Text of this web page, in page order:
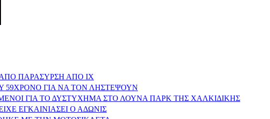
ΠΑΡΑΣΥΡΣΗ ΑΠΟ ΙΧ
59ΧΡΟΝΟ ΓΙΑ ΝΑ ΤΟΝ ΛΗΣΤΕΨΟΥΝ
ΓΙΑ ΤΟ ΔΥΣΤΥΧΗΜΑ ΣΤΟ ΛΟΥΝΑ ΠΑΡΚ ΤΗΣ ΧΑΛΚΙΔΙΚΗΣ
ΕΓΚΑΙΝΙΑΣΕΙ Ο ΑΔΩΝΙΣ